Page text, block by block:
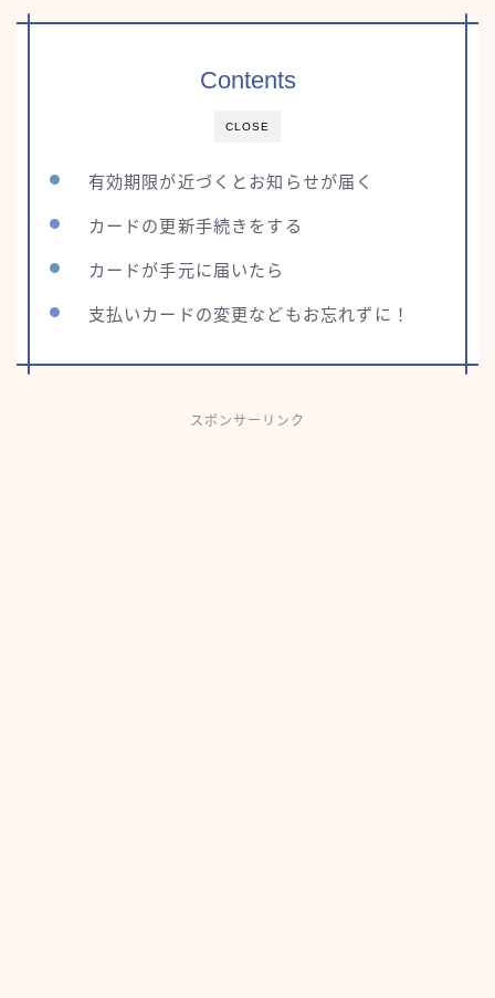
CLOSE
Contents
有効期限が近づくとお知らせが届く
カードの更新手続きをする
カードが手元に届いたら
支払いカードの変更などもお忘れずに！
スポンサーリンク